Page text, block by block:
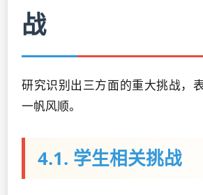
战
研究识别出三方面的重大挑战，
一帆风顺。
4.1. 学生相关挑战